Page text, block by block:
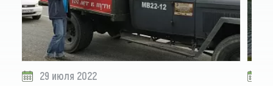
29 июля 2022